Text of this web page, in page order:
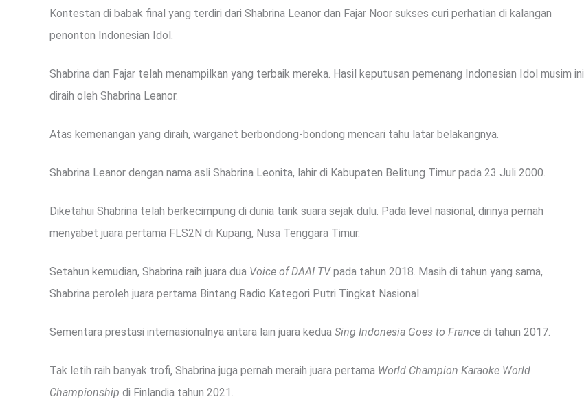
Kontestan di babak final yang terdiri dari Shabrina Leanor dan Fajar Noor sukses curi perhatian di kalangan
penonton Indonesian Idol.
Shabrina dan Fajar telah menampilkan yang terbaik mereka. Hasil keputusan pemenang Indonesian Idol musim ini
diraih oleh Shabrina Leanor.
Atas kemenangan yang diraih, warganet berbondong-bondong mencari tahu latar belakangnya.
Shabrina Leanor dengan nama asli Shabrina Leonita, lahir di Kabupaten Belitung Timur pada 23 Juli 2000.
Diketahui Shabrina telah berkecimpung di dunia tarik suara sejak dulu. Pada level nasional, dirinya pernah
menyabet juara pertama FLS2N di Kupang, Nusa Tenggara Timur.
Setahun kemudian, Shabrina raih juara dua Voice of DAAI TVpada tahun 2018. Masih di tahun yang sama,
Shabrina peroleh juara pertama Bintang Radio Kategori Putri Tingkat Nasional.
Sementara prestasi internasionalnya antara lain juara kedua Sing Indonesia Goes to France di tahun 2017.
Tak letih raih banyak trofi, Shabrina juga pernah meraih juara pertama World Champion Karaoke World
Championship di Finlandia tahun 2021.